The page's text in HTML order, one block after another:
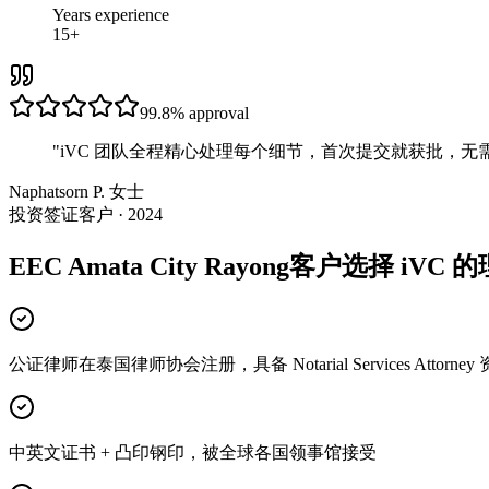
Years experience
15+
99.8% approval
"iVC 团队全程精心处理每个细节，首次提交就获批，无
Naphatsorn P. 女士
投资签证客户 · 2024
EEC Amata City Rayong客户选择 iVC 的
公证律师在泰国律师协会注册，具备 Notarial Services Attorney
中英文证书 + 凸印钢印，被全球各国领事馆接受